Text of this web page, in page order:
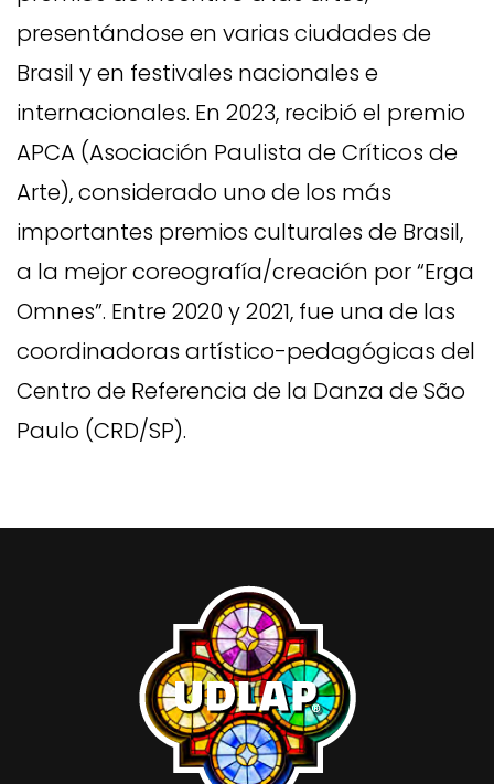
presentándose en varias ciudades de
Brasil y en festivales nacionales e
internacionales. En 2023, recibió el premio
APCA (Asociación Paulista de Críticos de
Arte), considerado uno de los más
importantes premios culturales de Brasil,
a la mejor coreografía/creación por “Erga
Omnes”. Entre 2020 y 2021, fue una de las
coordinadoras artístico-pedagógicas del
Centro de Referencia de la Danza de São
Paulo (CRD/SP).